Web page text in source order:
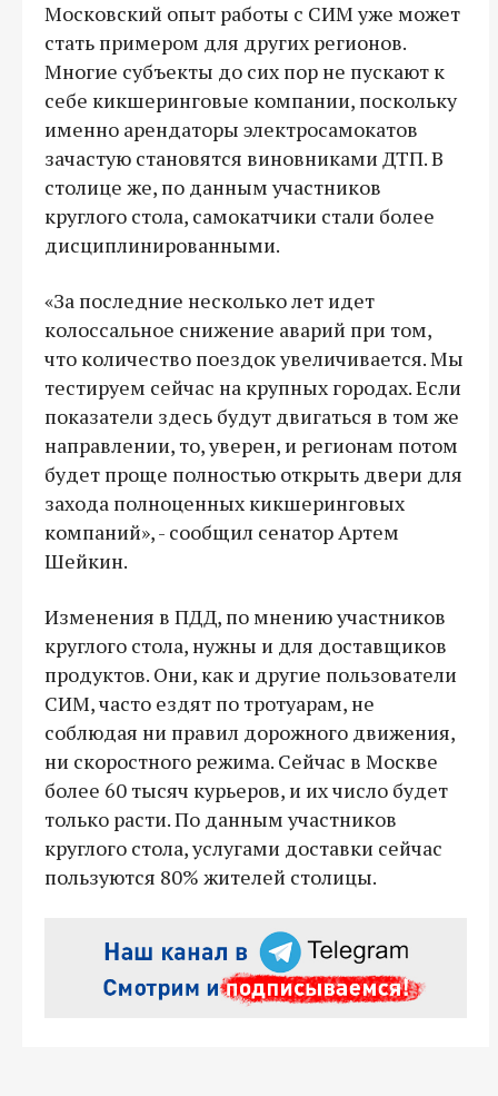
Московский опыт работы с СИМ уже может
стать примером для других регионов.
Многие субъекты до сих пор не пускают к
себе кикшеринговые компании, поскольку
именно арендаторы электросамокатов
зачастую становятся виновниками ДТП. В
столице же, по данным участников
круглого стола, самокатчики стали более
дисциплинированными.
«За последние несколько лет идет
колоссальное снижение аварий при том,
что количество поездок увеличивается. Мы
тестируем сейчас на крупных городах. Если
показатели здесь будут двигаться в том же
направлении, то, уверен, и регионам потом
будет проще полностью открыть двери для
захода полноценных кикшеринговых
компаний», - сообщил сенатор Артем
Шейкин.
Изменения в ПДД, по мнению участников
круглого стола, нужны и для доставщиков
продуктов. Они, как и другие пользователи
СИМ, часто ездят по тротуарам, не
соблюдая ни правил дорожного движения,
ни скоростного режима. Сейчас в Москве
более 60 тысяч курьеров, и их число будет
только расти. По данным участников
круглого стола, услугами доставки сейчас
пользуются 80% жителей столицы.